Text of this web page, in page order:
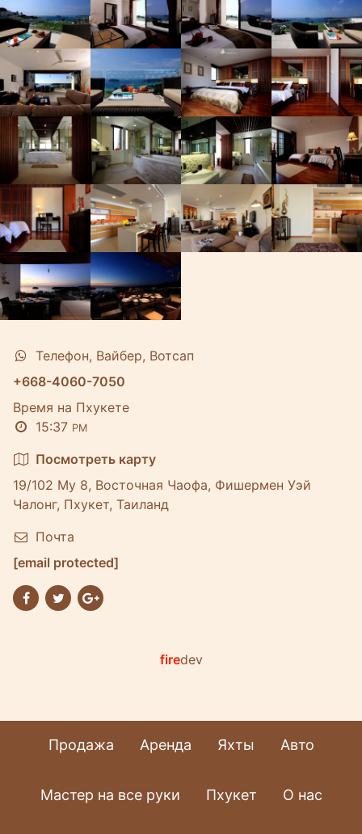
Телефон, Вайбер, Вотсап
+668-4060-7050
Время на Пхукете
15:37 PM
Посмотреть карту
19/102 Му 8, Восточная Чаофа, Фишермен Уэй
Чалонг, Пхукет, Таиланд
Почта
[email protected]
firedev
Продажа Аренда Яхты Авто
Мастер на все руки Пхукет О нас